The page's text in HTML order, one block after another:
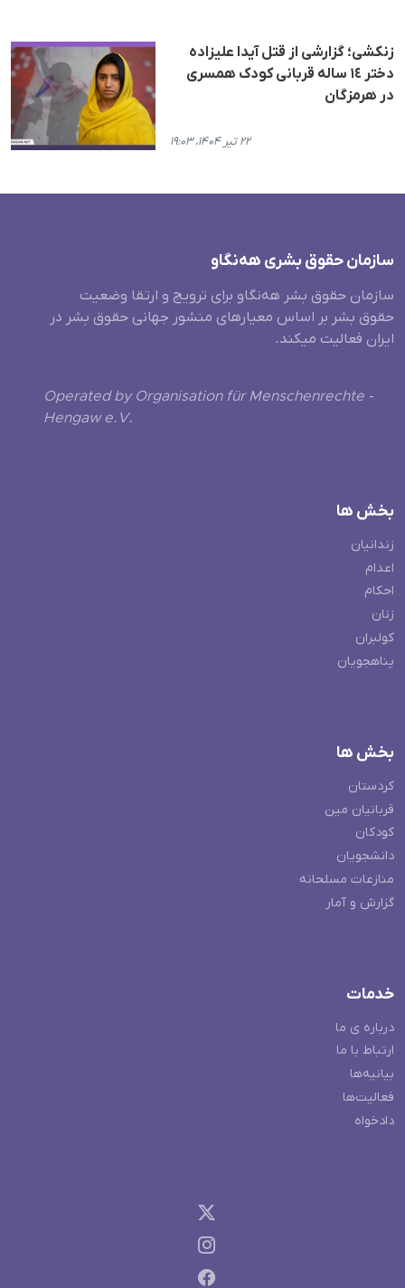
زنکشی؛ گزارشی از قتل آیدا علیزادە
دختر ١٤ سالە قربانی کودک همسری
در هرمزگان
۲۲ تیر ۱۴۰۴، ۱۹:۰۳
سازمان حقوق بشری هەنگاو
سازمان حقوق بشر هه‌نگاو برای ترویج و ارتقا وضعیت
حقوق بشر بر اساس معیارهای منشور جهانی حقوق بشر در
ایران فعالیت میکند.
Operated by Organisation für Menschenrechte -
Hengaw e.V.
بخش ها
زندانیان
اعدام
احکام
زنان
کولبران
پناهجویان
بخش ها
کردستان
قربانیان مین
کودکان
دانشجویان
منازعات مسلحانه
گزارش و آمار
خدمات
درباره ی ما
ارتباط با ما
بیانیه‌ها
فعالیت‌ها
دادخواه